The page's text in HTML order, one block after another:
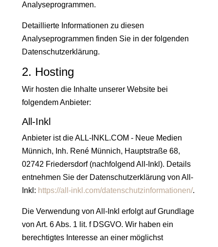
Analyseprogrammen.
Detaillierte Informationen zu diesen
Analyseprogrammen finden Sie in der folgenden
Datenschutzerklärung.
2. Hosting
Wir hosten die Inhalte unserer Website bei
folgendem Anbieter:
All-Inkl
Anbieter ist die ALL-INKL.COM - Neue Medien
Münnich, Inh. René Münnich, Hauptstraße 68,
02742 Friedersdorf (nachfolgend All-Inkl). Details
entnehmen Sie der Datenschutzerklärung von All-
Inkl: https://all-inkl.com/datenschutzinformationen/.
Die Verwendung von All-Inkl erfolgt auf Grundlage
von Art. 6 Abs. 1 lit. f DSGVO. Wir haben ein
berechtigtes Interesse an einer möglichst